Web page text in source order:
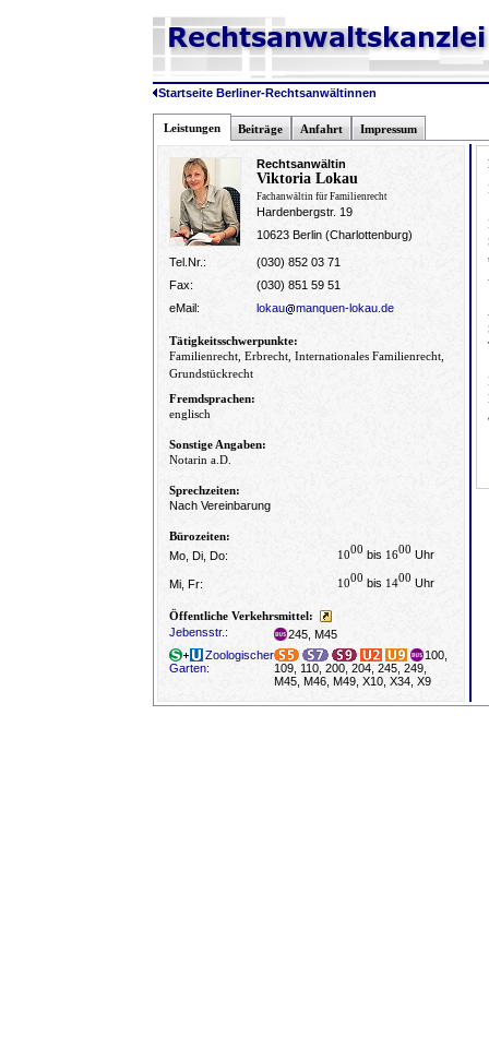
Startseite Berliner-Rechtsanwältinnen
Leistungen Beiträge Anfahrt Impressum
Rechtsanwältin
Viktoria Lokau
Fachanwältin für Familienrecht
Hardenbergstr. 19
10623 Berlin (Charlottenburg)
Tel.Nr.:
(030) 852 03 71
Fax:
(030) 851 59 51
eMail:
lokau manquen-lokau.de
Tätigkeitsschwerpunkte:
Familienrecht, Erbrecht, Internationales Familienrecht,
Grundstückrecht
Fremdsprachen:
englisch
Sonstige Angaben:
Notarin a.D.
Sprechzeiten:
Nach Vereinbarung
Bürozeiten:
Mo, Di, Do:
1000 bis 1600 Uhr
Mi, Fr: 1000 bis 1400 Uhr
Öffentliche Verkehrsmittel:
Jebensstr. :
245, M45
Zoologischer
Garten:
100,
109, 110, 200, 204, 245, 249,
M45, M46, M49, X10, X34, X9